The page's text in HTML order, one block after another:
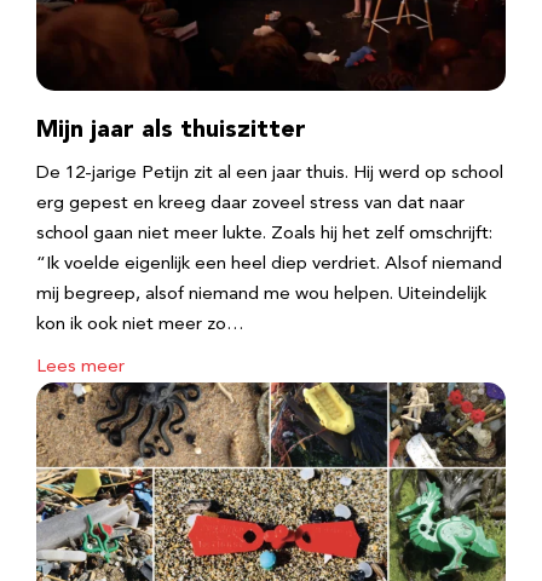
Mijn jaar als thuiszitter
De 12-jarige Petijn zit al een jaar thuis. Hij werd op school
erg gepest en kreeg daar zoveel stress van dat naar
school gaan niet meer lukte. Zoals hij het zelf omschrijft:
“Ik voelde eigenlijk een heel diep verdriet. Alsof niemand
mij begreep, alsof niemand me wou helpen. Uiteindelijk
kon ik ook niet meer zo…
Lees meer